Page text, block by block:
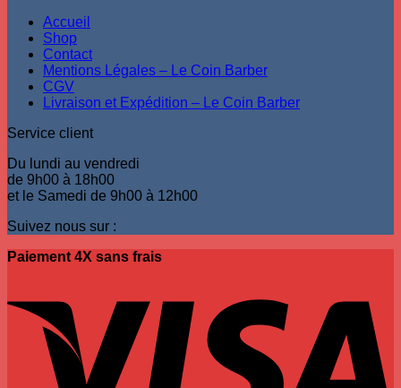
Accueil
Shop
Contact
Mentions Légales – Le Coin Barber
CGV
Livraison et Expédition – Le Coin Barber
Service client
Du lundi au vendredi
de 9h00 à 18h00
et le Samedi de 9h00 à 12h00
Suivez nous sur :
Paiement 4X sans frais